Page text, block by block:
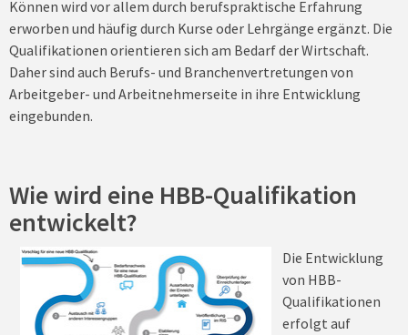
Können wird vor allem durch berufspraktische Erfahrung
erworben und häufig durch Kurse oder Lehrgänge ergänzt. Die
Qualifikationen orientieren sich am Bedarf der Wirtschaft.
Daher sind auch Berufs- und Branchenvertretungen von
Arbeitgeber- und Arbeitnehmerseite in ihre Entwicklung
eingebunden.
Wie wird eine HBB-Qualifikation
entwickelt?
Die Entwicklung
von HBB-
Qualifikationen
erfolgt auf